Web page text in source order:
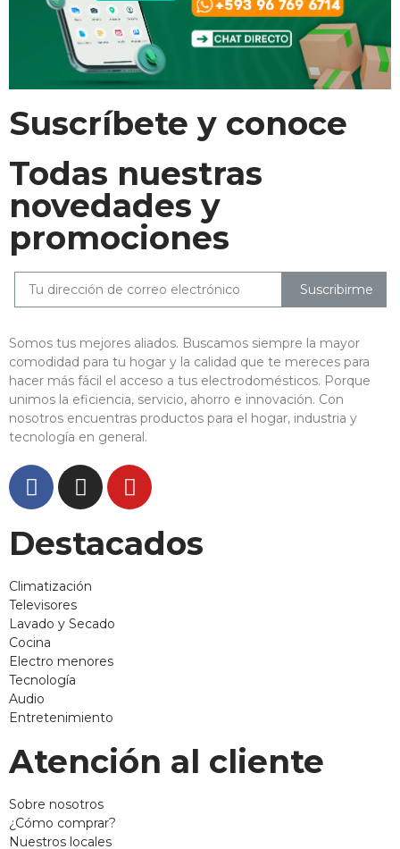
Suscríbete y conoce
Todas nuestras
novedades y
promociones
Suscribirme
Somos tus mejores aliados. Buscamos siempre la mayor
comodidad para tu hogar y la calidad que te mereces para
hacer más fácil el acceso a tus electrodomésticos. Porque
unimos la eficiencia, servicio, ahorro e innovación. Con
nosotros encuentras productos para el hogar, industria y
tecnología en general.
Destacados
Climatización
Televisores
Lavado y Secado
Cocina
Electro menores
Tecnología
Audio
Entretenimiento
Atención al cliente
Sobre nosotros
¿Cómo comprar?
Nuestros locales